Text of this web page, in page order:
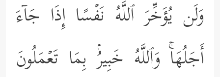
وَلَن یُؤَخِّرَ ٱللَّهُ نَفۡسًا إِذَا جَاۤءَ
أَجَلُهَاۚ وَٱللَّهُ خَبِیرُۢ بِمَا تَعۡمَلُونَ